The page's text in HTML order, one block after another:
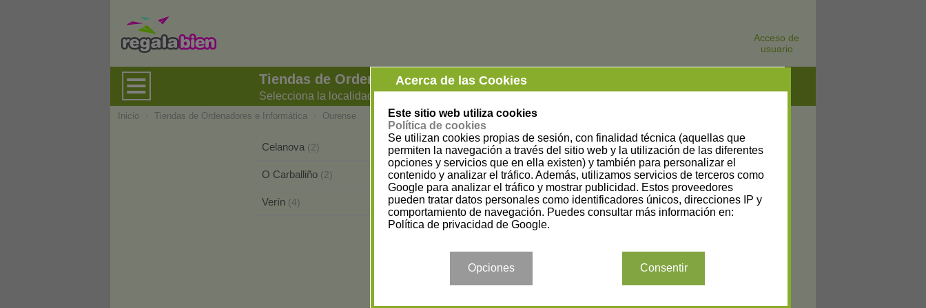
Acceso de
usuario
Tiendas de Ordenadores e Informática en Ourense
Selecciona la localidad
Acerca de las Cookies
Este sitio web utiliza cookies
Política de cookies
Se utilizan cookies propias de sesión, con finalidad técnica (aquellas que
permiten la navegación a través del sitio web y la utilización de las diferentes
opciones y servicios que en ella existen) y también para personalizar el
contenido y analizar el tráfico. Además, utilizamos servicios de terceros como
Google para analizar el tráfico y mostrar publicidad. Estos proveedores
pueden tratar datos personales como identificadores únicos, direcciones IP y
comportamiento de navegación. Puedes consultar más información en:
Política de privacidad de Google.
Opciones Consentir
Inicio Tiendas de Ordenadores e Informática Ourense
Celanova (2) O Barco De Valdeorras(4)
O Carballiño (2) Ourense(30)
Verín (4) Vilamarín(1)